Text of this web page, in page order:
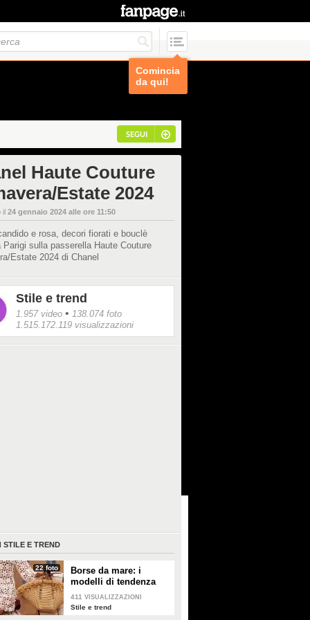
Comincia
da qui!
SEGUI
Haute Couture
Estate 2024
il 24 gennaio 2024 alle ore 11:50
e rosa, decori fiorati e bouclè
Parigi sulla passerella Haute Couture
Estate 2024 di Chanel
Stile e trend
1.957 video • 138.074 foto
1.515.172.119 visualizzazioni
STILE E TREND
22 foto
Borse da mare: i
modelli di tendenza
per l'estate 2026
411 VISUALIZZAZIONI
Stile e trend